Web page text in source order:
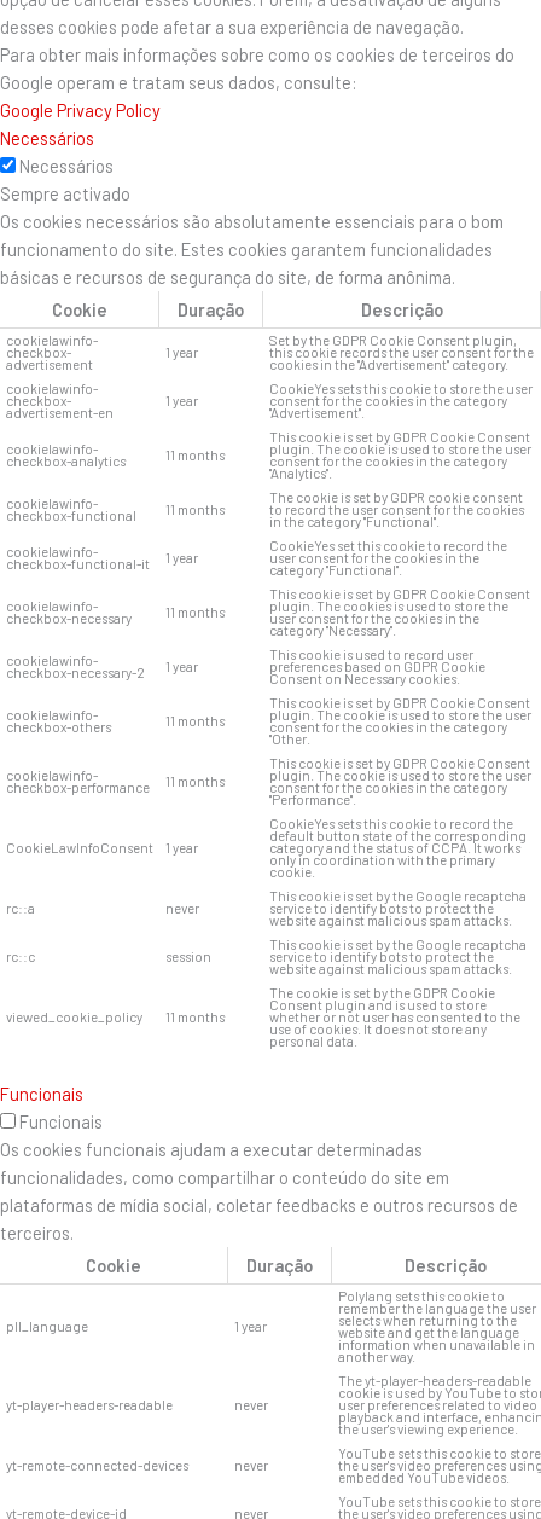
desses cookies pode afetar a sua experiência de navegação.
Para obter mais informações sobre como os cookies de terceiros do
Google operam e tratam seus dados, consulte:
Google Privacy Policy
Necessários
Necessários
Sempre activado
Os cookies necessários são absolutamente essenciais para o bom
funcionamento do site. Estes cookies garantem funcionalidades
básicas e recursos de segurança do site, de forma anônima.
Cookie
Duração Descrição
cookielawinfo-
checkbox-
advertisement
1 year
Set by the GDPR Cookie Consent plugin,
this cookie records the user consent for the
cookies in the "Advertisement" category.
cookielawinfo-
checkbox-
advertisement-en
1 year
CookieYes sets this cookie to store the user
consent for the cookies in the category
"Advertisement".
cookielawinfo-
checkbox-analytics 11 months
This cookie is set by GDPR Cookie Consent
plugin. The cookie is used to store the user
consent for the cookies in the category
"Analytics".
cookielawinfo-
checkbox-functional 11 months
The cookie is set by GDPR cookie consent
to record the user consent for the cookies
in the category "Functional".
cookielawinfo-
checkbox-functional-it 1 year
CookieYes set this cookie to record the
user consent for the cookies in the
category "Functional".
cookielawinfo-
checkbox-necessary 11 months
This cookie is set by GDPR Cookie Consent
plugin. The cookies is used to store the
user consent for the cookies in the
category "Necessary".
cookielawinfo-
checkbox-necessary-2 1 year
This cookie is used to record user
preferences based on GDPR Cookie
Consent on Necessary cookies.
cookielawinfo-
checkbox-others 11 months
This cookie is set by GDPR Cookie Consent
plugin. The cookie is used to store the user
consent for the cookies in the category
"Other.
cookielawinfo-
checkbox-performance 11 months
This cookie is set by GDPR Cookie Consent
plugin. The cookie is used to store the user
consent for the cookies in the category
"Performance".
CookieLawInfoConsent 1 year
CookieYes sets this cookie to record the
default button state of the corresponding
category and the status of CCPA. It works
only in coordination with the primary
cookie.
rc::a never
This cookie is set by the Google recaptcha
service to identify bots to protect the
website against malicious spam attacks.
rc::c session
This cookie is set by the Google recaptcha
service to identify bots to protect the
website against malicious spam attacks.
viewed_cookie_policy 11 months
The cookie is set by the GDPR Cookie
Consent plugin and is used to store
whether or not user has consented to the
use of cookies. It does not store any
personal data.
Funcionais
Funcionais
Os cookies funcionais ajudam a executar determinadas
funcionalidades, como compartilhar o conteúdo do site em
plataformas de mídia social, coletar feedbacks e outros recursos de
terceiros.
Cookie
Duração Descrição
pll_language 1 year
Polylang sets this cookie to
remember the language the user
selects when returning to the
website and get the language
information when unavailable in
another way.
yt-player-headers-readable never
The yt-player-headers-readable
cookie is used by YouTube to
user preferences related to video
playback and interface,
the user's viewing experience.
yt-remote-connected-devices never
YouTube sets this cookie to store
the user's video preferences
embedded YouTube videos.
yt-remote-device-id never
YouTube sets this cookie to store
the user's video preferences